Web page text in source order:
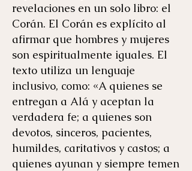
revelaciones en un solo libro: el
Corán. El Corán es explícito al
afirmar que hombres y mujeres
son espiritualmente iguales. El
texto utiliza un lenguaje
inclusivo, como: «A quienes se
entregan a Alá y aceptan la
verdadera fe; a quienes son
devotos, sinceros, pacientes,
humildes, caritativos y castos; a
quienes ayunan y siempre temen